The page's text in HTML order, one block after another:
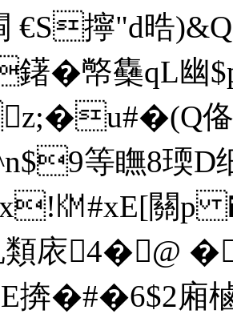
€S擰"d晧
�幤雧qL幽
俻
等瞴8瑌D
㏎#xE[關
類庡4�@
�#�6$2